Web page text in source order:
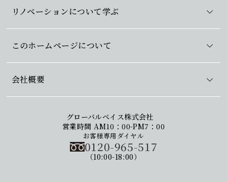
リノベーションについて学ぶ
このホームページについて
会社概要
グローバルベイス株式会社
営業時間 AM10：00-PM7：00
お客様専用ダイヤル
0120-965-517
（10:00-18:00）